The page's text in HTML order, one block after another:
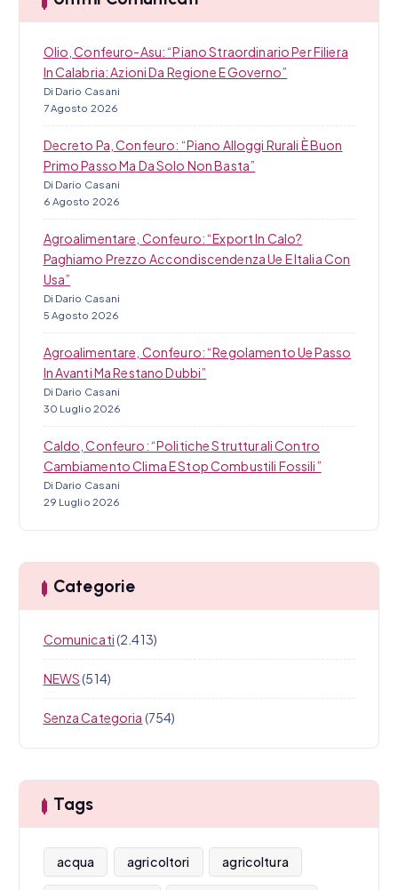
o
Olio, Confeuro-Asu: “Piano Straordinario Per Filiera
In Calabria: Azioni Da Regione E Governo”
Di Dario Casani
7 Agosto 2026
Decreto Pa, Confeuro: “Piano Alloggi Rurali È Buon
Primo Passo Ma Da Solo Non Basta”
Di Dario Casani
6 Agosto 2026
Agroalimentare, Confeuro: “Export In Calo?
Paghiamo Prezzo Accondiscendenza Ue E Italia Con
Usa”
Di Dario Casani
5 Agosto 2026
Agroalimentare, Confeuro: “Regolamento Ue Passo
In Avanti Ma Restano Dubbi”
Di Dario Casani
30 Luglio 2026
Caldo, Confeuro: “Politiche Strutturali Contro
Cambiamento Clima E Stop Combustili Fossili”
Di Dario Casani
29 Luglio 2026
Categorie
Comunicati(2.413)
NEWS(514)
Senza Categoria (754)
Tags
acqua agricoltori agricoltura